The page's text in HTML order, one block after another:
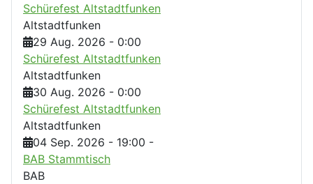
Schürefest Altstadtfunken
Altstadtfunken
29 Aug. 2026 - 0:00
Schürefest Altstadtfunken
Altstadtfunken
30 Aug. 2026 - 0:00
Schürefest Altstadtfunken
Altstadtfunken
04 Sep. 2026 - 19:00 -
BAB Stammtisch
BAB